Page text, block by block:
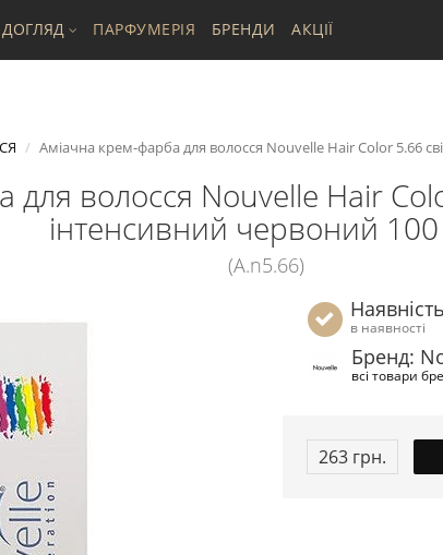
ДОГЛЯД ПАРФУМЕРІЯ БРЕНДИ АКЦІЇ
Аміачна крем-фарба для волосся Nouvelle Hair Color 5.66
для волосся Nouvelle Hair
інтенсивний червоний
(A.n5.66)
в наявності
Бренд:
всі товари
263 грн.